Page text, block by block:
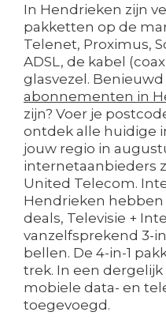
In Hendrieken zijn
pakketten op de
Telenet, Proximus,
ADSL, de kabel
glasvezel.
abonnementen in
zijn? Voer je
ontdek alle huidige
jouw regio in
internetaanbieders
United Telecom.
Hendrieken
deals, Televisie +
vanzelfsprekend 3-
bellen. De 4-in-1
trek. In een
mobiele data- en
toegevoegd.